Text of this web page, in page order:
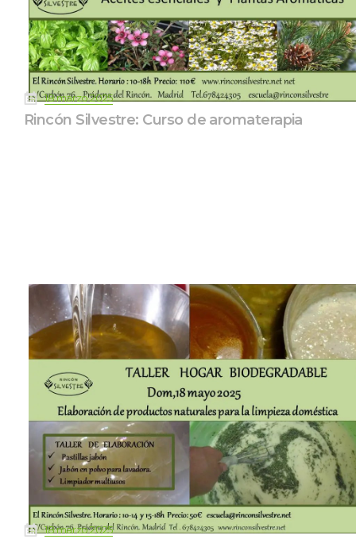
18 marzo 2025
Rincón Silvestre: Curso de aromaterapia
18 marzo 2025